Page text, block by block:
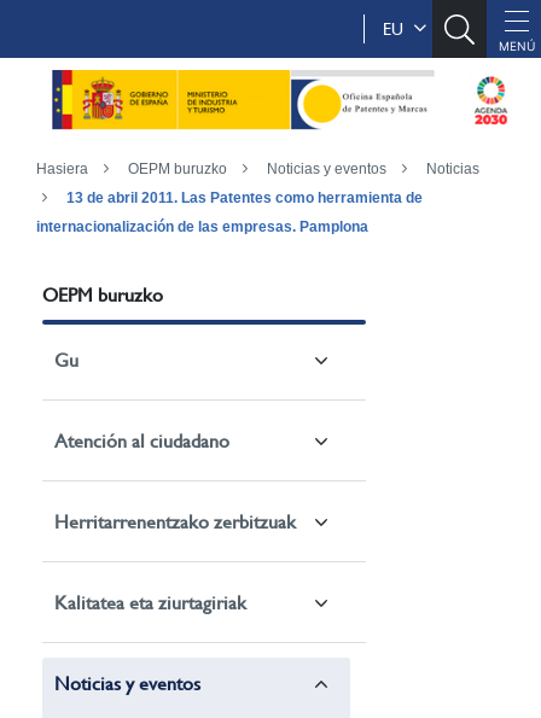
EU
Hasiera OEPM buruzko Noticias y eventos
Noticias
13 de abril 2011. Las Patentes como herramienta de
internacionalización de las empresas. Pamplona
OEPM buruzko
Gu
Atención al ciudadano
Herritarrenentzako zerbitzuak
Kalitatea eta ziurtagiriak
Noticias y eventos